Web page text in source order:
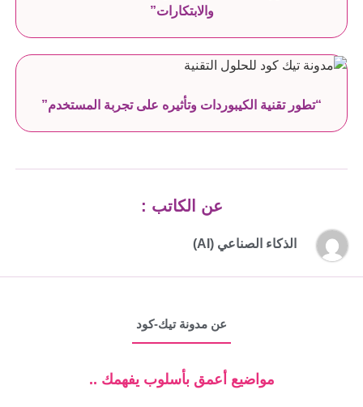
والابتكارات”
“تطور تقنية الكيبوردات وتأثيره على تجربة المستخدم”
عن الكاتب :
الذكاء الصناعي (AI)
عن مدونة تيك-كود
مواضيع أعمق بأسلوب يفهمك ..